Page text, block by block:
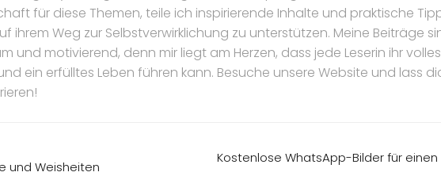
für diese Themen, teile ich inspirierende Inhalte und praktische
ihrem Weg zur Selbstverwirklichung zu unterstützen. Meine Beiträge
und motivierend, denn mir liegt am Herzen, dass jede Leserin ihr volles
ein erfülltes Leben führen kann. Besuche unsere Website und lass
und Weisheiten
Kostenlose WhatsApp-Bilder für